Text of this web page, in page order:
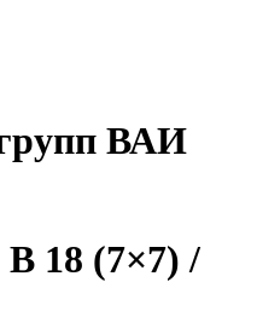
ВАИ
18 (7×7) /